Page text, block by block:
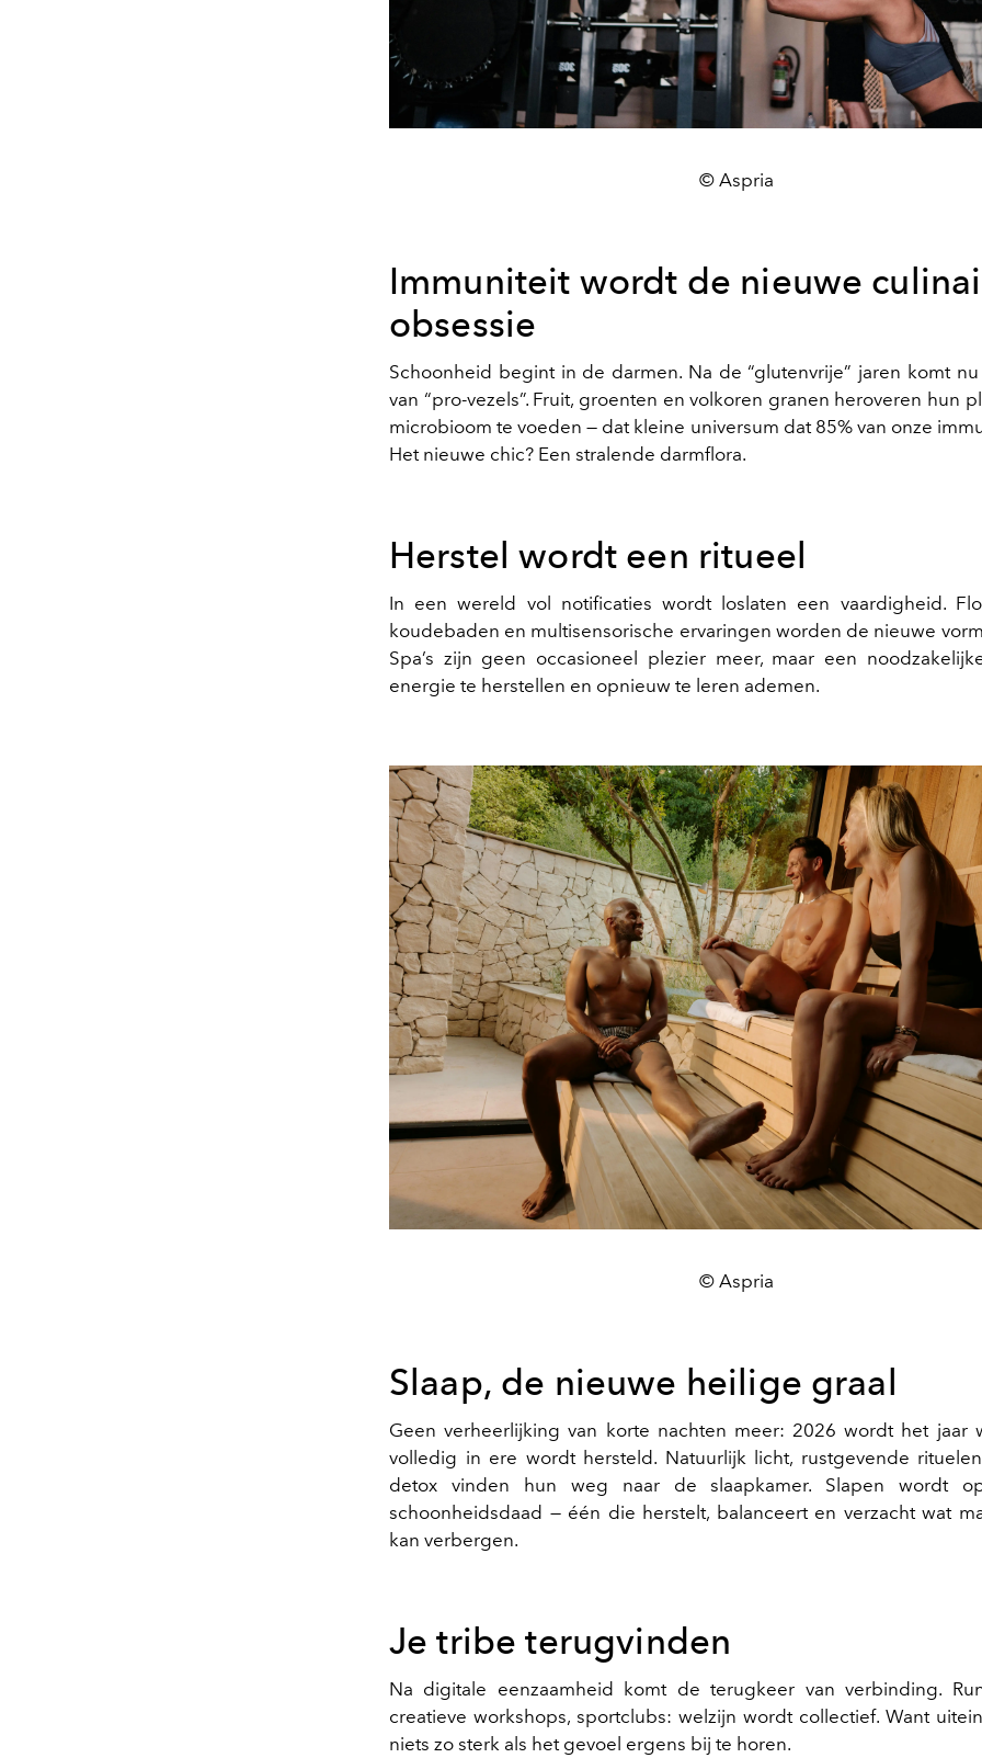
© Aspria
Immuniteit wordt de nieuwe
obsessie
Schoonheid begint in de darmen. Na de “glutenvrije” jaren komt
van “pro-vezels”. Fruit, groenten en volkoren granen heroveren hun
microbioom te voeden — dat kleine universum dat 85% van onze
Het nieuwe chic? Een stralende darmflora.
Herstel wordt een ritueel
In een wereld vol notificaties wordt loslaten een vaardigheid.
koudebaden en multisensorische ervaringen worden de nieuwe
Spa’s zijn geen occasioneel plezier meer, maar een
energie te herstellen en opnieuw te leren ademen.
© Aspria
Slaap, de nieuwe heilige graal
Geen verheerlijking van korte nachten meer: 2026 wordt het jaar
volledig in ere wordt hersteld. Natuurlijk licht, rustgevende
detox vinden hun weg naar de slaapkamer. Slapen wordt
schoonheidsdaad — één die herstelt, balanceert en verzacht wat
kan verbergen.
Je tribe terugvinden
Na digitale eenzaamheid komt de terugkeer van verbinding.
creatieve workshops, sportclubs: welzijn wordt collectief. Want
niets zo sterk als het gevoel ergens bij te horen.